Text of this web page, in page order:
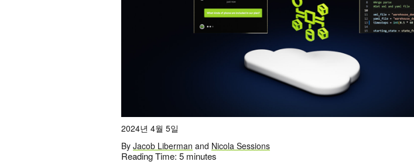
2024년 4월 5일
By Jacob Liberman and Nicola Sessions
Reading Time: 5 minutes